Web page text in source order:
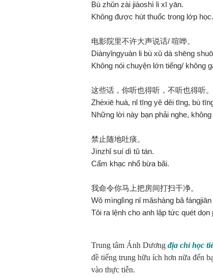
Bù zhǔn zài jiàoshì li xī yān.
Không được hút thuốc trong lớp học.
电影院里不许大声说话/ 喧哗。
Diànyǐngyuàn li bù xǔ dà shēng
Không nói chuyện lớn tiếng/ không
这些话，你听也得听，不听也得听。
Zhèxiē huà, nǐ tīng yě děi tīng, bù
Những lời này bạn phải nghe,
禁止随地吐痰。
Jìnzhǐ suí dì tǔ tán.
Cấm khạc nhổ bừa bãi.
我命令你马上把房间打扫干净。
Wǒ mìnglìng nǐ mǎshàng bǎ
Tôi ra lệnh cho anh lập tức quét dọn
Trung tâm Ánh Dươngđịa chỉ học
đề tiếng trung hữu ích hơn nữa đến
vào thực tiễn.